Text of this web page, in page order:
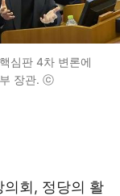
심판 4차 변론에
부 장관. ⓒ
의회, 정당의 활